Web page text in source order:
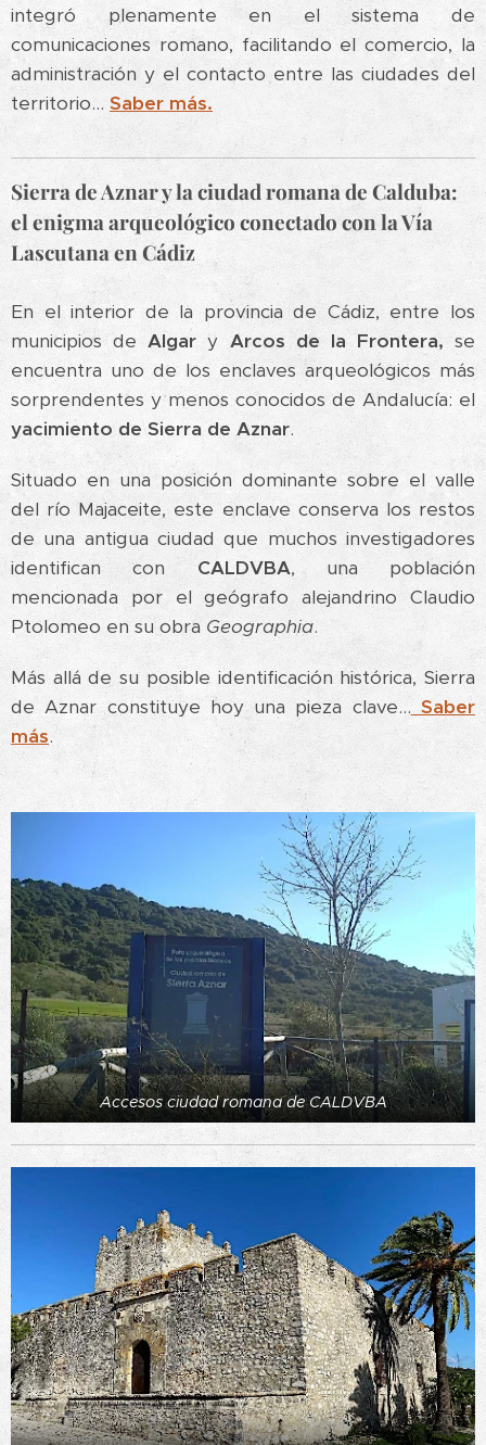
integró plenamente en el sistema de
comunicaciones romano, facilitando el comercio, la
administración y el contacto entre las ciudades del
territorio... Saber más.
Sierra de Aznar y la ciudad romana de Calduba:
el enigma arqueológico conectado con la Vía
Lascutana en Cádiz
En el interior de la provincia de Cádiz, entre los
municipios deAlgary Arcos de la Frontera, se
encuentra uno de los enclaves arqueológicos más
sorprendentes y menos conocidos de Andalucía: el
yacimiento de Sierra de Aznar.
Situado en una posición dominante sobre el valle
del río Majaceite, este enclave conserva los restos
de una antigua ciudad que muchos investigadores
identifican con CALDVBA, una población
mencionada por el geógrafo alejandrino Claudio
Ptolomeo en su obra Geographia.
Más allá de su posible identificación histórica, Sierra
de Aznar constituye hoy una pieza clave... Saber
más.
Accesos ciudad romana de CALDVBA